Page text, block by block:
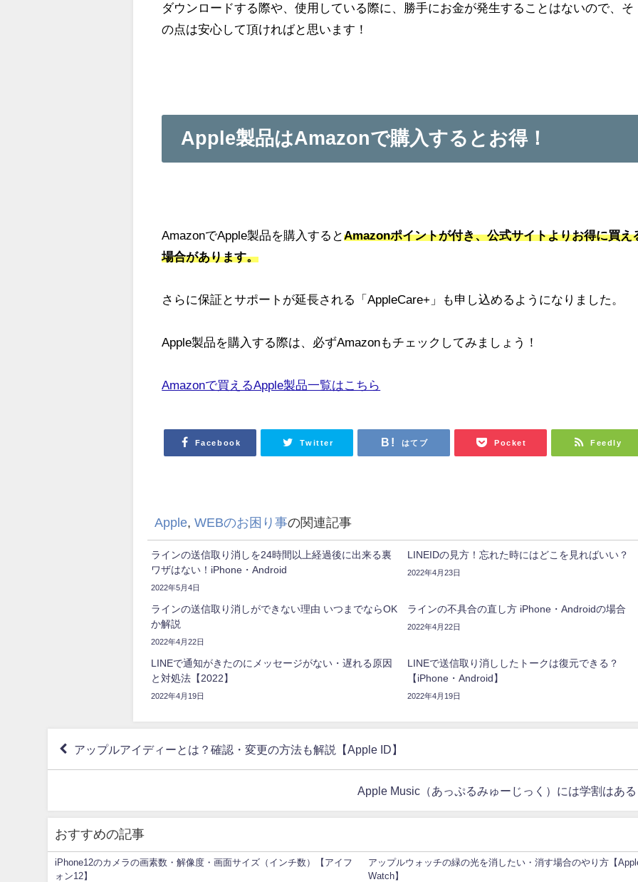
ダウンロードする際や、使用している際に、勝手にお金が発生することはないので、そ
の点は安心して頂ければと思います！
Apple製品はAmazonで購入するとお得！
AmazonでApple製品を購入するとAmazonポイントが付き、公式サイトよりお得に買え
場合があります。
さらに保証とサポートが延長される「AppleCare+」も申し込めるようになりました。
Apple製品を購入する際は、必ずAmazonもチェックしてみましょう！
Amazonで買えるApple製品一覧はこちら
Facebook Twitter はてブ Pocket Feedly
Apple,WEBのお困り事の関連記事
ラインの送信取り消しを24時間以上経過後に出来る裏
ワザはない！iPhone・Android
2022年5月4日
LINEIDの見方！忘れた時にはどこを見ればいい？
2022年4月23日
ラインの送信取り消しができない理由 いつまでならOK
か解説
2022年4月22日
ラインの不具合の直し方 iPhone・Androidの場合
2022年4月22日
LINEで通知がきたのにメッセージがない・遅れる原因
と対処法【2022】
2022年4月19日
LINEで送信取り消ししたトークは復元できる？
【iPhone・Android】
2022年4月19日
アップルアイディーとは？確認・変更の方法も解説【Apple ID】
Apple Music（あっぷるみゅーじっく）には学割はあ
おすすめの記事
iPhone12のカメラの画素数・解像度・画面サイズ（インチ数）【アイフ
ォン12】
アップルウォッチの緑の光を消したい・消す場合のやり方【
Watch】